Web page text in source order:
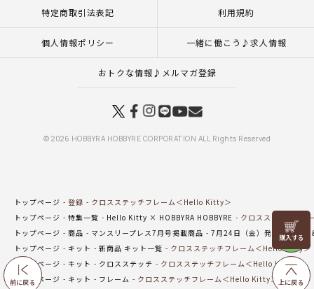
前に戻る
リリヤン
フェア
上に戻る
特定商取引法表記 利用規約
個人情報ポリシー 一緒に働こう♪求人情報
おトクな情報♪メルマガ登録
© 2026 HOBBYRA HOBBYRE CORPORATION ALL Rights Reserved
トップページ 登録
クロスステッチフレーム＜Hello Kitty＞
トップページ
特集一覧 Hello Kitty × HOBBYRA HOBBYRE
クロスステッチフ
トップページ
商品 マンスリープレス7月号掲載商品
7月24日（金）発売の新商品
トップページ
キット 新商品 キット一覧
クロスステッチフレーム＜Hello Kitty＞
トップページ
キット クロスステッチ
クロスステッチフレーム＜Hello Kitty＞
トップページ
キット フレーム クロスステッチフレーム＜Hello Kitty＞